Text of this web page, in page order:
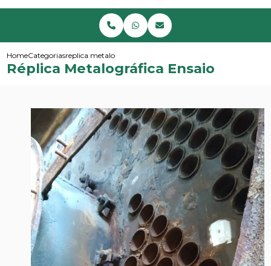
HomeCategoriasreplica metalografica ensaio
Réplica Metalográfica Ensaio